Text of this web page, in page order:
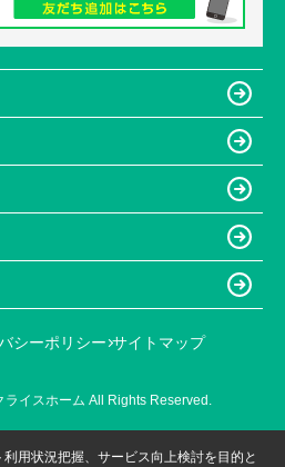
シーポリシー サイトマップ
イスホーム All Rights Reserved.
用状況把握、サービス向上検討を目的と